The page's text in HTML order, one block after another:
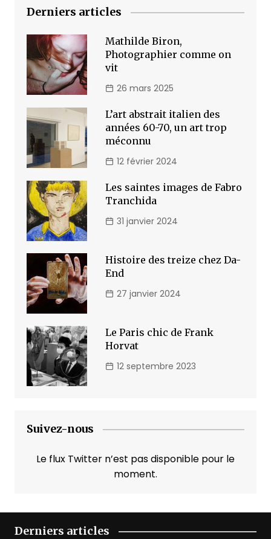
Derniers articles
Mathilde Biron,
Photographier comme on
vit
26 mars 2025
L’art abstrait italien des
années 60-70, un art trop
méconnu
12 février 2024
Les saintes images de Fabro
Tranchida
31 janvier 2024
Histoire des treize chez Da-
End
27 janvier 2024
Le Paris chic de Frank
Horvat
12 septembre 2023
Suivez-nous
Le flux Twitter n’est pas disponible pour le
moment.
Derniers articles